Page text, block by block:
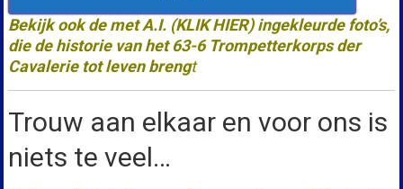
Bekijk ook de met A.I. (KLIK HIER) ingekleurde foto’s,
die de historie van het 63-6 Trompetterkorps der
Cavalerie tot leven brengt
Trouw aan elkaar en voor ons is
niets te veel…